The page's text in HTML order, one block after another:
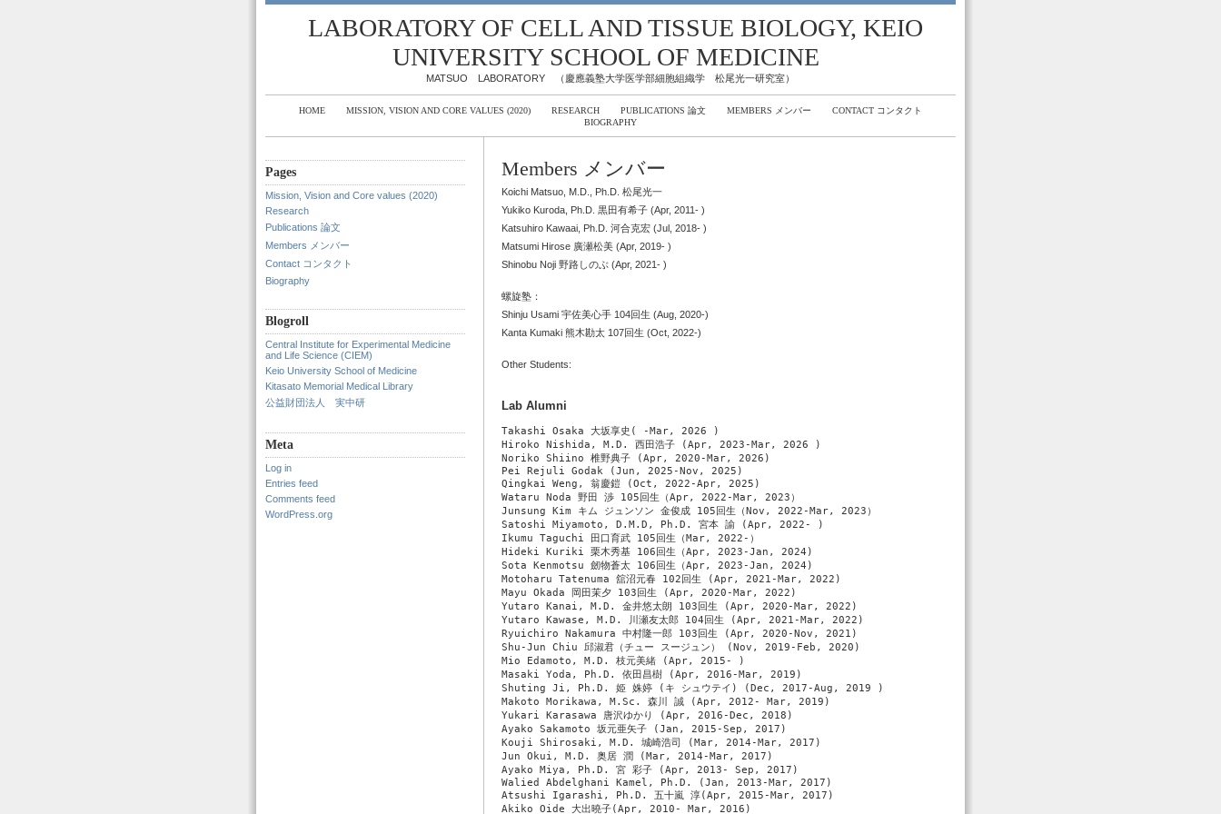
LABORATORY OF CELL AND TISSUE BIOLOGY, KEIO
UNIVERSITY SCHOOL OF MEDICINE
MATSUO LABORATORY （慶應義塾大学医学部細胞組織学 松尾光一研究室）
HOME MISSION, VISION AND CORE VALUES (2020) RESEARCH PUBLICATIONS 論文 MEMBERS メンバー
CONTACT コンタクト
BIOGRAPHY
Pages
Mission, Vision and Core values (2020)
Research
Publications 論文
Members メンバー
Contact コンタクト
Biography
Blogroll
Central Institute for Experimental Medicine
and Life Science (CIEM)
Keio University School of Medicine
Kitasato Memorial Medical Library
公益財団法人 実中研
Meta
Log in
Entries feed
Comments feed
WordPress.org
Members メンバー
Koichi Matsuo, M.D., Ph.D. 松尾光一
Yukiko Kuroda, Ph.D. 黒田有希子 (Apr, 2011- )
Katsuhiro Kawaai, Ph.D. 河合克宏 (Jul, 2018- )
Matsumi Hirose 廣瀬松美 (Apr, 2019- )
Shinobu Noji 野路しのぶ (Apr, 2021- )
螺旋塾：
Shinju Usami 宇佐美心手 104回生 (Aug, 2020-)
Kanta Kumaki 熊木勘太 107回生 (Oct, 2022-)
Other Students:
Lab Alumni
Takashi Osaka 大坂享史( -Mar, 2026 )
Hiroko Nishida, M.D. 西田浩子 (Apr, 2023-Mar, 2026 )
Noriko Shiino 椎野典子 (Apr, 2020-Mar, 2026)
Pei Rejuli Godak (Jun, 2025-Nov, 2025)
Qingkai Weng, 翁慶鎧 (Oct, 2022-Apr, 2025)
Wataru Noda 野田 渉 105回生（Apr, 2022-Mar, 2023）
Junsung Kim キム ジュンソン 金俊成 105回生（Nov, 2022-Mar, 2023）
Satoshi Miyamoto, D.M.D, Ph.D. 宮本 諭 (Apr, 2022- )
Ikumu Taguchi 田口育武 105回生（Mar, 2022-）
Hideki Kuriki 栗木秀基 106回生（Apr, 2023-Jan, 2024)
Sota Kenmotsu 劒物蒼太 106回生（Apr, 2023-Jan, 2024)
Motoharu Tatenuma 舘沼元春 102回生 (Apr, 2021-Mar, 2022)
Mayu Okada 岡田茉夕 103回生 (Apr, 2020-Mar, 2022)
Yutaro Kanai, M.D. 金井悠太朗 103回生 (Apr, 2020-Mar, 2022)
Yutaro Kawase, M.D. 川瀬友太郎 104回生 (Apr, 2021-Mar, 2022)
Ryuichiro Nakamura 中村隆一郎 103回生 (Apr, 2020-Nov, 2021)
Shu-Jun Chiu 邱淑君（チュー スージュン） (Nov, 2019-Feb, 2020)
Mio Edamoto, M.D. 枝元美緒 (Apr, 2015- )
Masaki Yoda, Ph.D. 依田昌樹 (Apr, 2016-Mar, 2019)
Shuting Ji, Ph.D. 姫 姝婷 (キ シュウテイ) (Dec, 2017-Aug, 2019 )
Makoto Morikawa, M.Sc. 森川 誠 (Apr, 2012- Mar, 2019)
Yukari Karasawa 唐沢ゆかり (Apr, 2016-Dec, 2018)
Ayako Sakamoto 坂元亜矢子 (Jan, 2015-Sep, 2017)
Kouji Shirosaki, M.D. 城崎浩司 (Mar, 2014-Mar, 2017)
Jun Okui, M.D. 奥居 潤 (Mar, 2014-Mar, 2017)
Ayako Miya, Ph.D. 宮 彩子 (Apr, 2013- Sep, 2017)
Walied Abdelghani Kamel, Ph.D. (Jan, 2013-Mar, 2017)
Atsushi Igarashi, Ph.D. 五十嵐 淳(Apr, 2015-Mar, 2017)
Akiko Oide 大出曉子(Apr, 2010- Mar, 2016)